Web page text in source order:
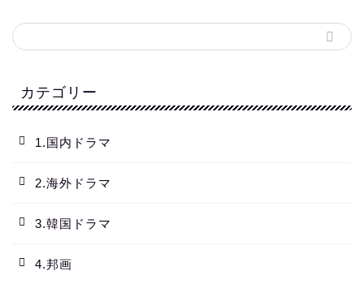
カテゴリー
1.国内ドラマ
2.海外ドラマ
3.韓国ドラマ
4.邦画